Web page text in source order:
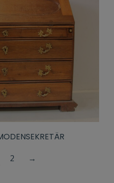
2 →